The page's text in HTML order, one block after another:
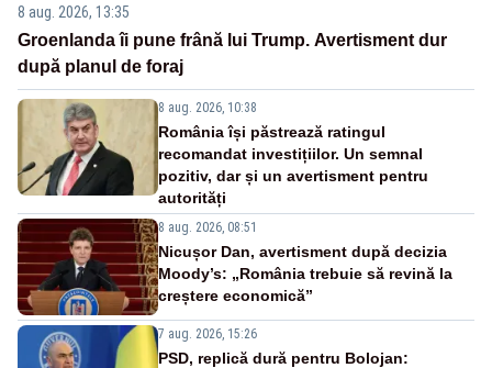
8 aug. 2026, 13:35
Groenlanda îi pune frână lui Trump. Avertisment dur
după planul de foraj
8 aug. 2026, 10:38
România își păstrează ratingul
recomandat investițiilor. Un semnal
pozitiv, dar și un avertisment pentru
autorități
8 aug. 2026, 08:51
Nicușor Dan, avertisment după decizia
Moody’s: „România trebuie să revină la
creștere economică”
7 aug. 2026, 15:26
PSD, replică dură pentru Bolojan: